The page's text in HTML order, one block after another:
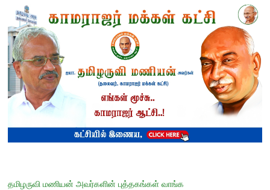
தமிழருவி மணியன் அவர்களின் புத்தகங்கள் வாங்க